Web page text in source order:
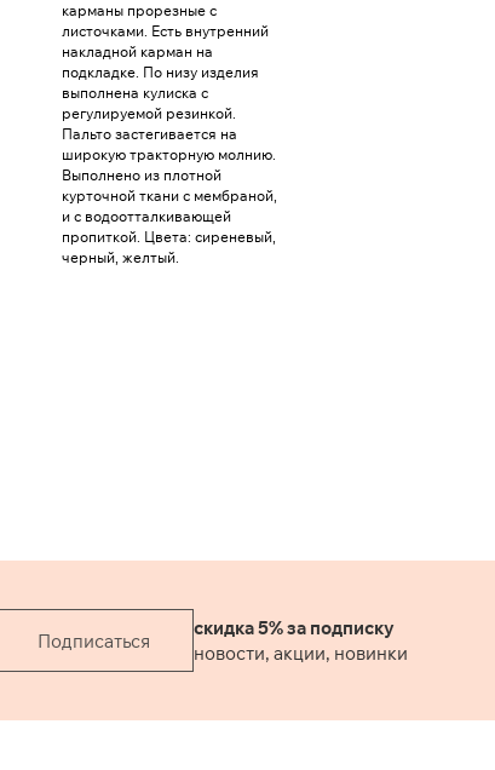
карманы прорезные с
листочками. Есть внутренний
накладной карман на
подкладке. По низу изделия
выполнена кулиска с
регулируемой резинкой.
Пальто застегивается на
широкую тракторную молнию.
Выполнено из плотной
курточной ткани с мембраной,
и с водоотталкивающей
пропиткой. Цвета: сиреневый,
черный, желтый.
Подписаться
скидка 5% за подписку
новости, акции, новинки